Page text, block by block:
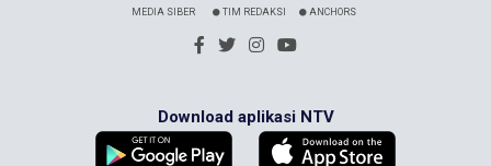
MEDIA SIBER TIM REDAKSI ANCHORS
Download aplikasi NTV